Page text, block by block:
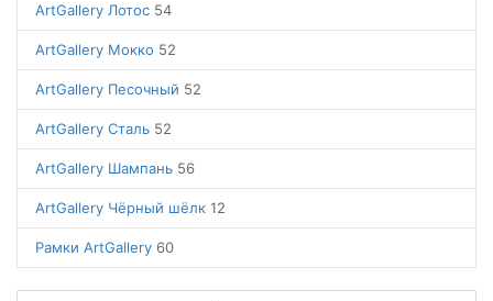
ArtGallery Лотос 54
ArtGallery Мокко 52
ArtGallery Песочный 52
ArtGallery Сталь 52
ArtGallery Шампань 56
ArtGallery Чёрный шёлк 12
Рамки ArtGallery 60